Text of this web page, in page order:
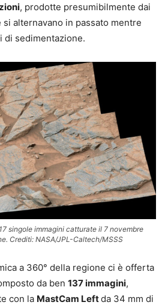
, prodotte presumibilmente dai
alternavano in passato mentre
di sedimentazione.
singole immagini catturate il 7 novembre
Crediti: NASA/JPL-Caltech/MSSS
a 360° della regione ci è offerta
da ben 137 immagini,
con la MastCam Leftda 34 mm di